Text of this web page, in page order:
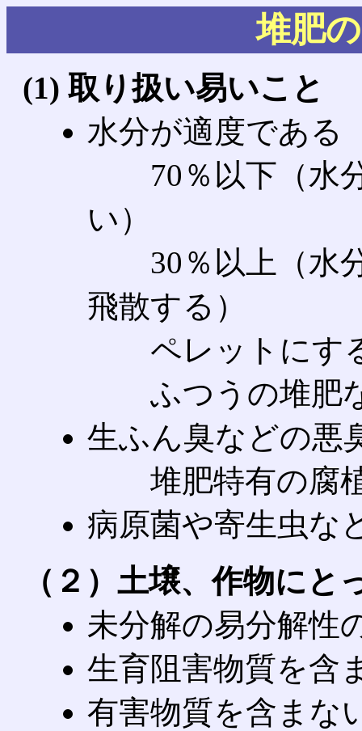
堆肥
(1) 取り扱い易いこと
水分が適度である
70％以下（水分
い）
30％以上（水分
飛散する）
ペレットにする
ふつうの堆肥な
生ふん臭などの悪
堆肥特有の腐
病原菌や寄生虫な
（２）土壌、作物に
未分解の易分解性
生育阻害物質を含
有害物質を含まな